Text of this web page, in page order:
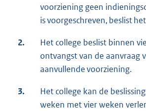
voorziening geen
is voorgeschreven, beslist
2.
Het college beslist binnen
ontvangst van de aanvraag
aanvullende voorziening.
3.
Het college kan de
weken met vier weken